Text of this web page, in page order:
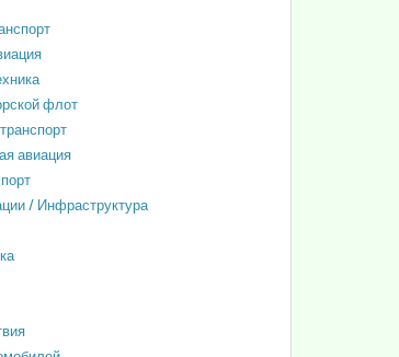
флот
авиация
/ Инфраструктура